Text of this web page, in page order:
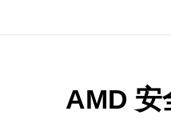
AMD 安